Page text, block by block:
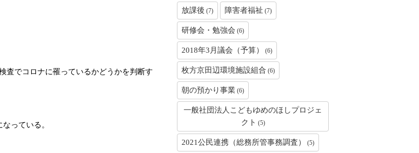
査でコロナに罹っているかどうかを判断す
っている。
放課後 (7) 障害者福祉 (7)
研修会・勉強会 (6)
2018年3月議会（予算） (6)
枚方京田辺環境施設組合 (6)
朝の預かり事業 (6)
一般社団法人こどもゆめのほしプロジェ
クト (5)
2021公民連携（総務所管事務調査） (5)